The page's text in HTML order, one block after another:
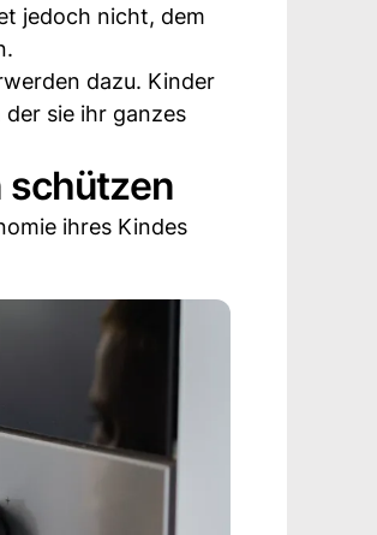
jedoch nicht, dem
dazu. Kinder
sie ihr ganzes
schützen
ihres Kindes